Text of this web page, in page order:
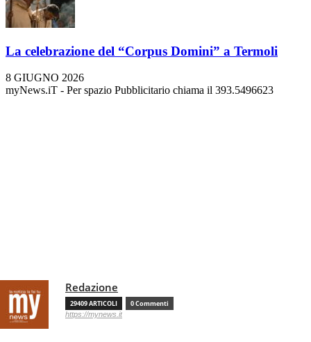
La celebrazione del “Corpus Domini” a Termoli
8 GIUGNO 2026
myNews.iT - Per spazio Pubblicitario chiama il 393.5496623
Redazione
29409 ARTICOLI 0 Commenti
https://mynews.it